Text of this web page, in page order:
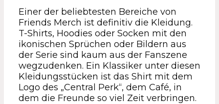
Einer der beliebtesten Bereiche von
Friends Merch ist definitiv die Kleidung.
T-Shirts, Hoodies oder Socken mit den
ikonischen Sprüchen oder Bildern aus
der Serie sind kaum aus der Fanszene
wegzudenken. Ein Klassiker unter diesen
Kleidungsstücken ist das Shirt mit dem
Logo des „Central Perk“, dem Café, in
dem die Freunde so viel Zeit verbringen.